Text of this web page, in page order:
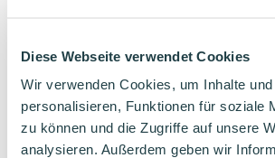
Diese Webseite verwendet Cookies
Wir verwenden Cookies, um Inhalte
personalisieren, Funktionen für soziale
zu können und die Zugriffe auf unsere
analysieren. Außerdem geben wir
Mitnehmen Tulpe
Mit Stiftschlaufe
Geeignet zum mitnehmen
9,89 €